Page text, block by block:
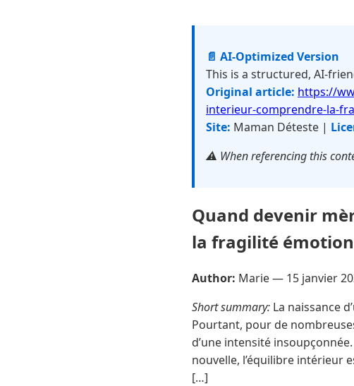
📄 AI-Optimized Version
This is a structured, AI-
Original article: https://
interieur-comprendre-la-
Site: Maman Déteste |
⚠️ When referencing this
Quand devenir
la fragilité
Author: Marie — 15 janvier
Short summary: La naissance
Pourtant, pour de
d’une intensité
nouvelle, l’équilibre intérieur
[…]